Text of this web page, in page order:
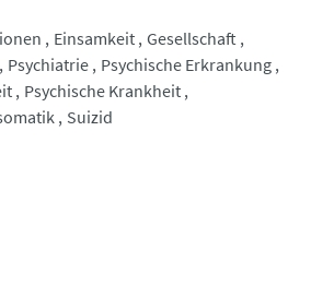
Einsamkeit Gesellschaft
Psychiatrie Psychische Erkrankung
Psychische Krankheit
Suizid